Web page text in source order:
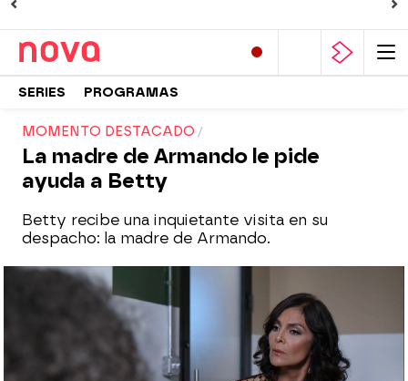
SERIES PROGRAMAS
MOMENTO DESTACADO
La madre de Armando le pide
ayuda a Betty
Betty recibe una inquietante visita en su
despacho: la madre de Armando.